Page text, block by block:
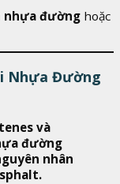
nhựa đường hoặc
Nhựa Đường
và
đường
nhân